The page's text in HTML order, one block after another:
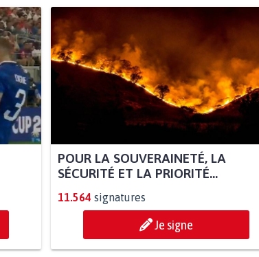
POUR LA SOUVERAINETÉ, LA
SÉCURITÉ ET LA PRIORITÉ...
11.564 signatures
Je signe